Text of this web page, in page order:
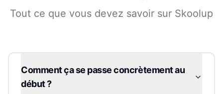
Tout ce que vous devez savoir sur Skoolup
Comment ça se passe concrètement au
début ?